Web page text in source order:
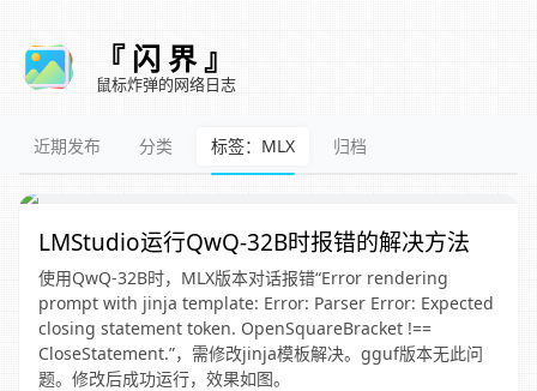
『 闪 界 』
鼠标炸弹的网络日志
近期发布 分类 标签：MLX 归档
LMStudio运行QwQ-32B时报错的解决方法
使用QwQ-32B时，MLX版本对话报错“Error rendering
prompt with jinja template: Error: Parser Error: Expected
closing statement token. OpenSquareBracket !==
CloseStatement.”，需修改jinja模板解决。gguf版本无此问
题。修改后成功运行，效果如图。